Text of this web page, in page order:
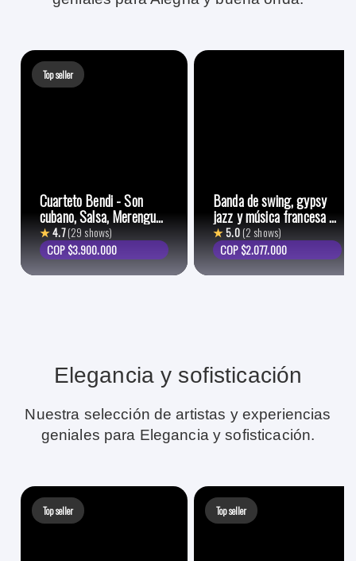
Top seller
Cuarteto Bendi - Son
cubano, Salsa, Merengue,
Vallenato, Cumbia, Boleros
★4.7(29 shows)
COP $3.900.000
Banda de swing, gypsy
jazz y música francesa en
Bogotá
★5.0(2 shows)
COP $2.077.000
Elegancia y sofisticación
Nuestra selección de artistas y experiencias
geniales para Elegancia y sofisticación.
Top seller Top seller